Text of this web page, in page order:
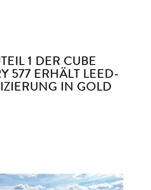
1 DER CUBE
577 ERHÄLT LEED-
IN GOLD